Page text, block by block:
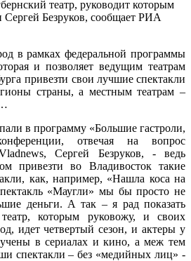
театр, руководит которым
Сергей Безруков, сообщает РИА
в рамках федеральной программы
и позволяет ведущим театрам
привезти свои лучшие спектакли
страны, а местным театрам –
в программу «Большие гастроли,
отвечая на вопрос
Сергей Безруков, - ведь
привезти во Владивосток такие
как, например, «Нашла коса на
«Маугли» мы бы просто не
деньги. А так – я рад показать
которым руковожу, и своих
идет четвертый сезон, и актеры у
в сериалах и кино, а меж тем
спектакли – без «медийных лиц» -